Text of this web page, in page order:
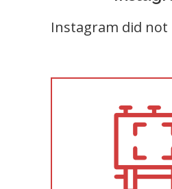
Instagram did not